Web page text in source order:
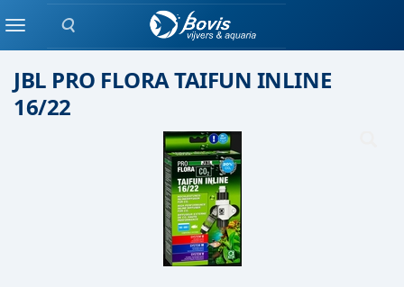
Zoeken
MenuOnderdeel
JBL PRO FLORA TAIFUN INLINE
16/22